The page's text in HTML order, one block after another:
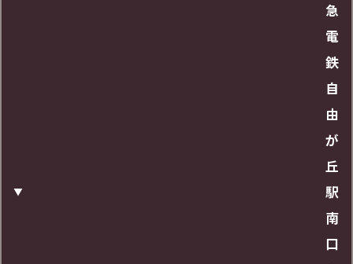
急
電
鉄
自
由
が
丘
駅
南
口